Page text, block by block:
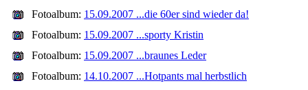
Fotoalbum: 15.09.2007 ...die 60er sind wieder da!
Fotoalbum: 15.09.2007 ...sporty Kristin
Fotoalbum: 15.09.2007 ...braunes Leder
Fotoalbum: 14.10.2007 ...Hotpants mal herbstlich